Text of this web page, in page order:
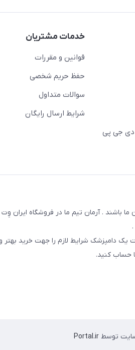
دی جی پی
خدمات مشتریان
قوانین و مقررات
حفظ حریم شخصی
سوالات متداول
شرایط ارسال رایگان
باشند . آرمان تیم ما در فروشگاه ایران
دامپزشک شرایط لازم را جهت خرید بهتر
حساب کنید.
توسطPortal.ir